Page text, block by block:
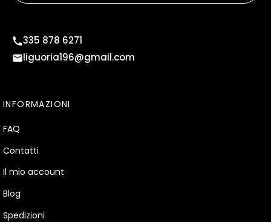
335 878 6271
liguoria196@gmail.com
INFORMAZIONI
FAQ
Contatti
Il mio account
Blog
Spedizioni